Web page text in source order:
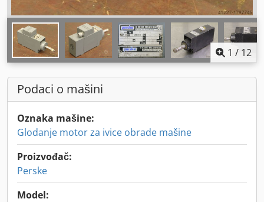
1 / 12
Podaci o mašini
Oznaka mašine:
Glodanje motor za ivice obrade mašine
Proizvođač:
Perske
Model: